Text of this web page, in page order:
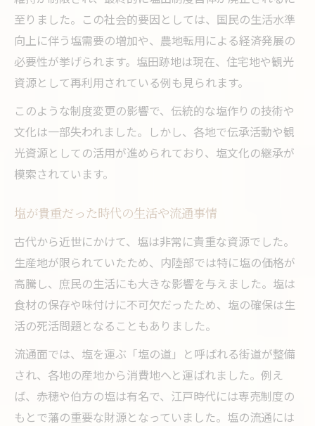
至りました。この社会的要因としては、国民の生活水準
向上に伴う塩需要の増加や、農地転用による経済発展の
必要性が挙げられます。塩田跡地は現在、住宅地や観光
資源として再利用されている例も見られます。
このような制度変更の影響で、伝統的な塩作りの技術や
文化は一部失われました。しかし、各地で伝承活動や観
光資源としての活用が進められており、塩文化の継承が
模索されています。
塩が貴重だった時代の生活や流通事情
古代から近世にかけて、塩は非常に貴重な資源でした。
生産地が限られていたため、内陸部では特に塩の価格が
高騰し、庶民の生活にも大きな影響を与えました。塩は
食材の保存や味付けに不可欠だったため、塩の確保は生
活の死活問題となることもありました。
流通面では、塩を運ぶ「塩の道」と呼ばれる街道が整備
され、各地の産地から消費地へと運ばれました。例え
ば、赤穂や伯方の塩は有名で、江戸時代には専売制度の
もとで藩の重要な財源となっていました。塩の流通には